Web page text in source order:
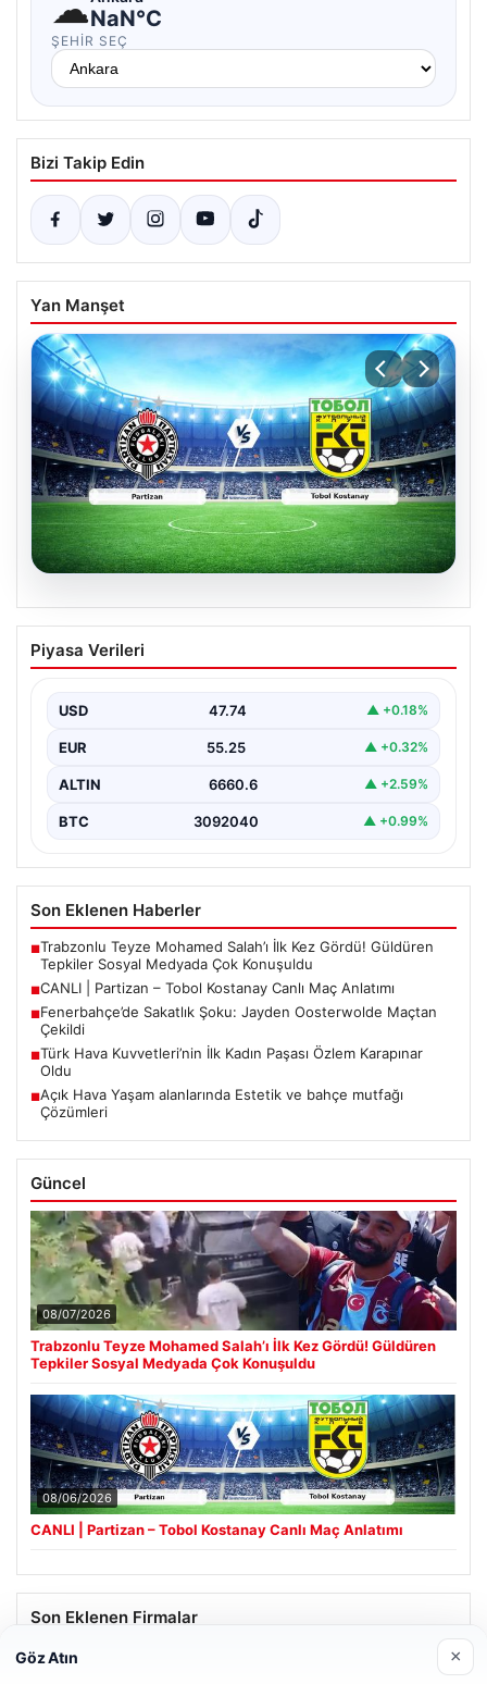
NaN°C
ŞEHIR SEÇ
Bizi Takip Edin
Yan Manşet
CANLI | Partizan – Tobol Kostanay Canlı
Maç Anlatımı
Piyasa Verileri
USD 47.74 ▲ +0.18%
EUR 55.25 ▲ +0.32%
ALTIN 6660.6 ▲ +2.59%
BTC 3092040 ▲ +0.99%
Son Eklenen Haberler
■Trabzonlu Teyze Mohamed Salah’ı İlk Kez Gördü! Güldüren
Tepkiler Sosyal Medyada Çok Konuşuldu
■CANLI | Partizan – Tobol Kostanay Canlı Maç Anlatımı
■Fenerbahçe’de Sakatlık Şoku: Jayden Oosterwolde Maçtan
Çekildi
■Türk Hava Kuvvetleri’nin İlk Kadın Paşası Özlem Karapınar
Oldu
■Açık Hava Yaşam alanlarında Estetik ve bahçe mutfağı
Çözümleri
Güncel
08/07/2026
Trabzonlu Teyze Mohamed Salah’ı İlk Kez Gördü! Güldüren
Tepkiler Sosyal Medyada Çok Konuşuldu
08/06/2026
CANLI | Partizan – Tobol Kostanay Canlı Maç Anlatımı
Son Eklenen Firmalar
Göz Atın ×